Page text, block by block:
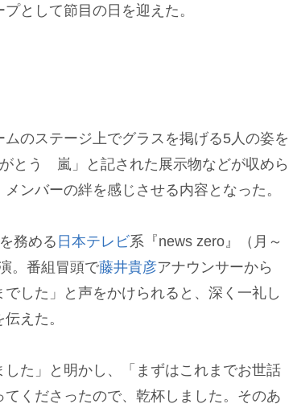
として節目の日を迎えた。
のステージ上でグラスを掲げる5人の姿を
とう 嵐」と記された展示物などが収めら
ンバーの絆を感じさせる内容となった。
務める 日本テレビ系『news zero』（月～
。番組冒頭で藤井貴彦アナウンサーから
でした」と声をかけられると、深く一礼し
えた。
た」と明かし、「まずはこれまでお世話
くださったので、乾杯しました。そのあ